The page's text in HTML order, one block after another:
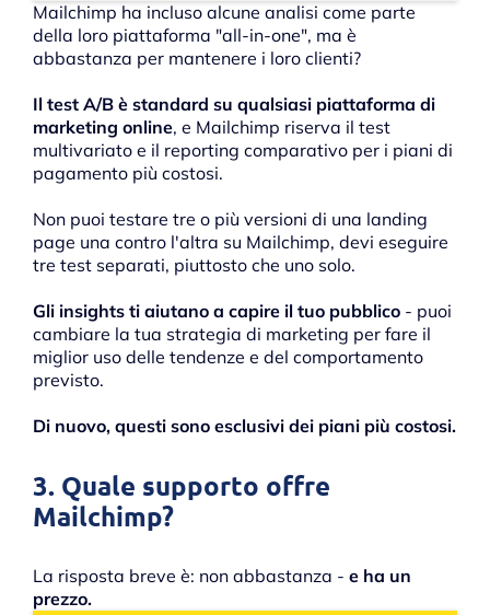
Mailchimp ha incluso alcune analisi come parte
della loro piattaforma "all-in-one", ma è
abbastanza per mantenere i loro clienti?
Il test A/B è standard su qualsiasi piattaforma di
marketing online, e Mailchimp riserva il test
multivariato e il reporting comparativo per i piani di
pagamento più costosi.
Non puoi testare tre o più versioni di una landing
page una contro l'altra su Mailchimp, devi eseguire
tre test separati, piuttosto che uno solo.
Gli insights ti aiutano a capire il tuo pubblico - puoi
cambiare la tua strategia di marketing per fare il
miglior uso delle tendenze e del comportamento
previsto.
Di nuovo, questi sono esclusivi dei piani più costosi.
3. Quale supporto offre
Mailchimp?
La risposta breve è: non abbastanza - e ha un
prezzo.